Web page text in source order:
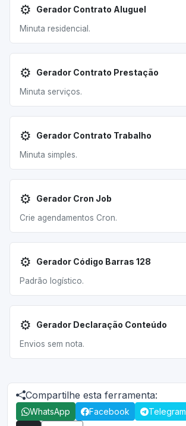
⚙️ Gerador Contrato Aluguel
Minuta residencial.
⚙️ Gerador Contrato Prestação
Minuta serviços.
⚙️ Gerador Contrato Trabalho
Minuta simples.
⚙️ Gerador Cron Job
Crie agendamentos Cron.
⚙️ Gerador Código Barras 128
Padrão logístico.
⚙️ Gerador Declaração Conteúdo
Envios sem nota.
Compartilhe esta ferramenta:
WhatsApp Facebook Telegram